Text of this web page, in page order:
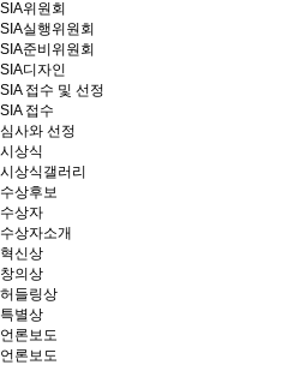
SIA위원회
SIA실행위원회
SIA준비위원회
SIA디자인
SIA 접수 및 선정
SIA 접수
심사와 선정
시상식
시상식갤러리
수상후보
수상자
수상자소개
혁신상
창의상
허들링상
특별상
언론보도
언론보도